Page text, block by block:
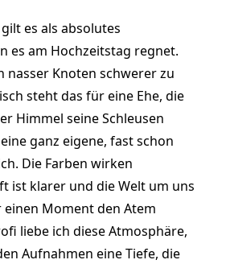
es als absolutes
es am Hochzeitstag regnet.
nasser Knoten schwerer zu
steht das für eine Ehe, die
Himmel seine Schleusen
ganz eigene, fast schon
Die Farben wirken
ist klarer und die Welt um uns
Moment den Atem
liebe ich diese Atmosphäre,
Aufnahmen eine Tiefe, die